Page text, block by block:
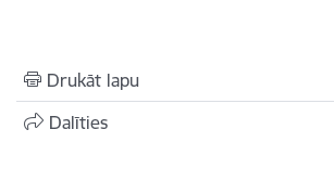
Drukāt lapu
Dalīties